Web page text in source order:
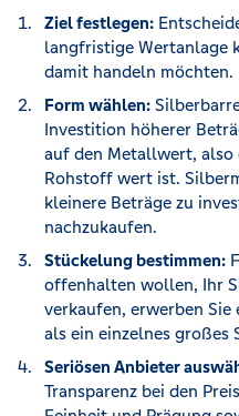
Ziel festlegen:
langfristige Wertanlage
damit handeln möchten.
Form wählen:
Investition höherer
auf den Metallwert, also
Rohstoff wert ist.
kleinere Beträge zu
nachzukaufen.
Stückelung bestimmen:
offenhalten wollen, Ihr
verkaufen, erwerben Sie
als ein einzelnes großes
Seriösen Anbieter
Transparenz bei den